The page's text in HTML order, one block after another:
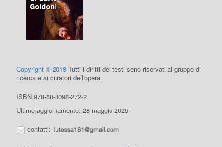
Copyright © 2018 Tutti i diritti dei testi sono riservati al gruppo di
ricerca e ai curatori dell'opera.
ISBN 978-88-8098-272-2
Ultimo aggiornamento: 28 maggio 2025
contatti: